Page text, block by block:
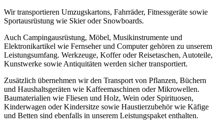
Wir transportieren Umzugskartons, Fahrräder, Fitnessgeräte sowie
Sportausrüstung wie Skier oder Snowboards.
Auch Campingausrüstung, Möbel, Musikinstrumente und
Elektronikartikel wie Fernseher und Computer gehören zu unserem
Leistungsumfang. Werkzeuge, Koffer oder Reisetaschen, Autoteile,
Kunstwerke sowie Antiquitäten werden sicher transportiert.
Zusätzlich übernehmen wir den Transport von Pflanzen, Büchern
und Haushaltsgeräten wie Kaffeemaschinen oder Mikrowellen.
Baumaterialien wie Fliesen und Holz, Wein oder Spirituosen,
Kinderwagen oder Kindersitze sowie Haustierzubehör wie Käfige
und Betten sind ebenfalls in unserem Leistungspaket enthalten.